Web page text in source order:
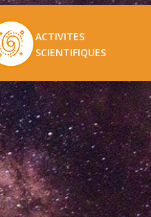
ACTIVITES
SCIENTIFIQUES